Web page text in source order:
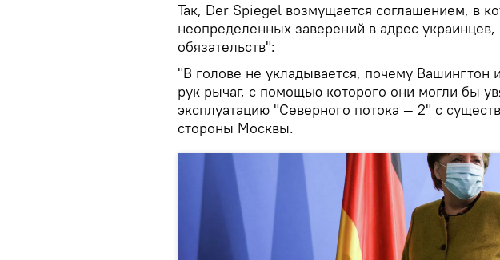
Так, Der Spiegel возмущается соглашением, в
неопределенных заверений в адрес
обязательств":
"В голове не укладывается, почему Вашингтон
рук рычаг, с помощью которого они могли бы
эксплуатацию "Северного потока — 2" с
стороны Москвы.